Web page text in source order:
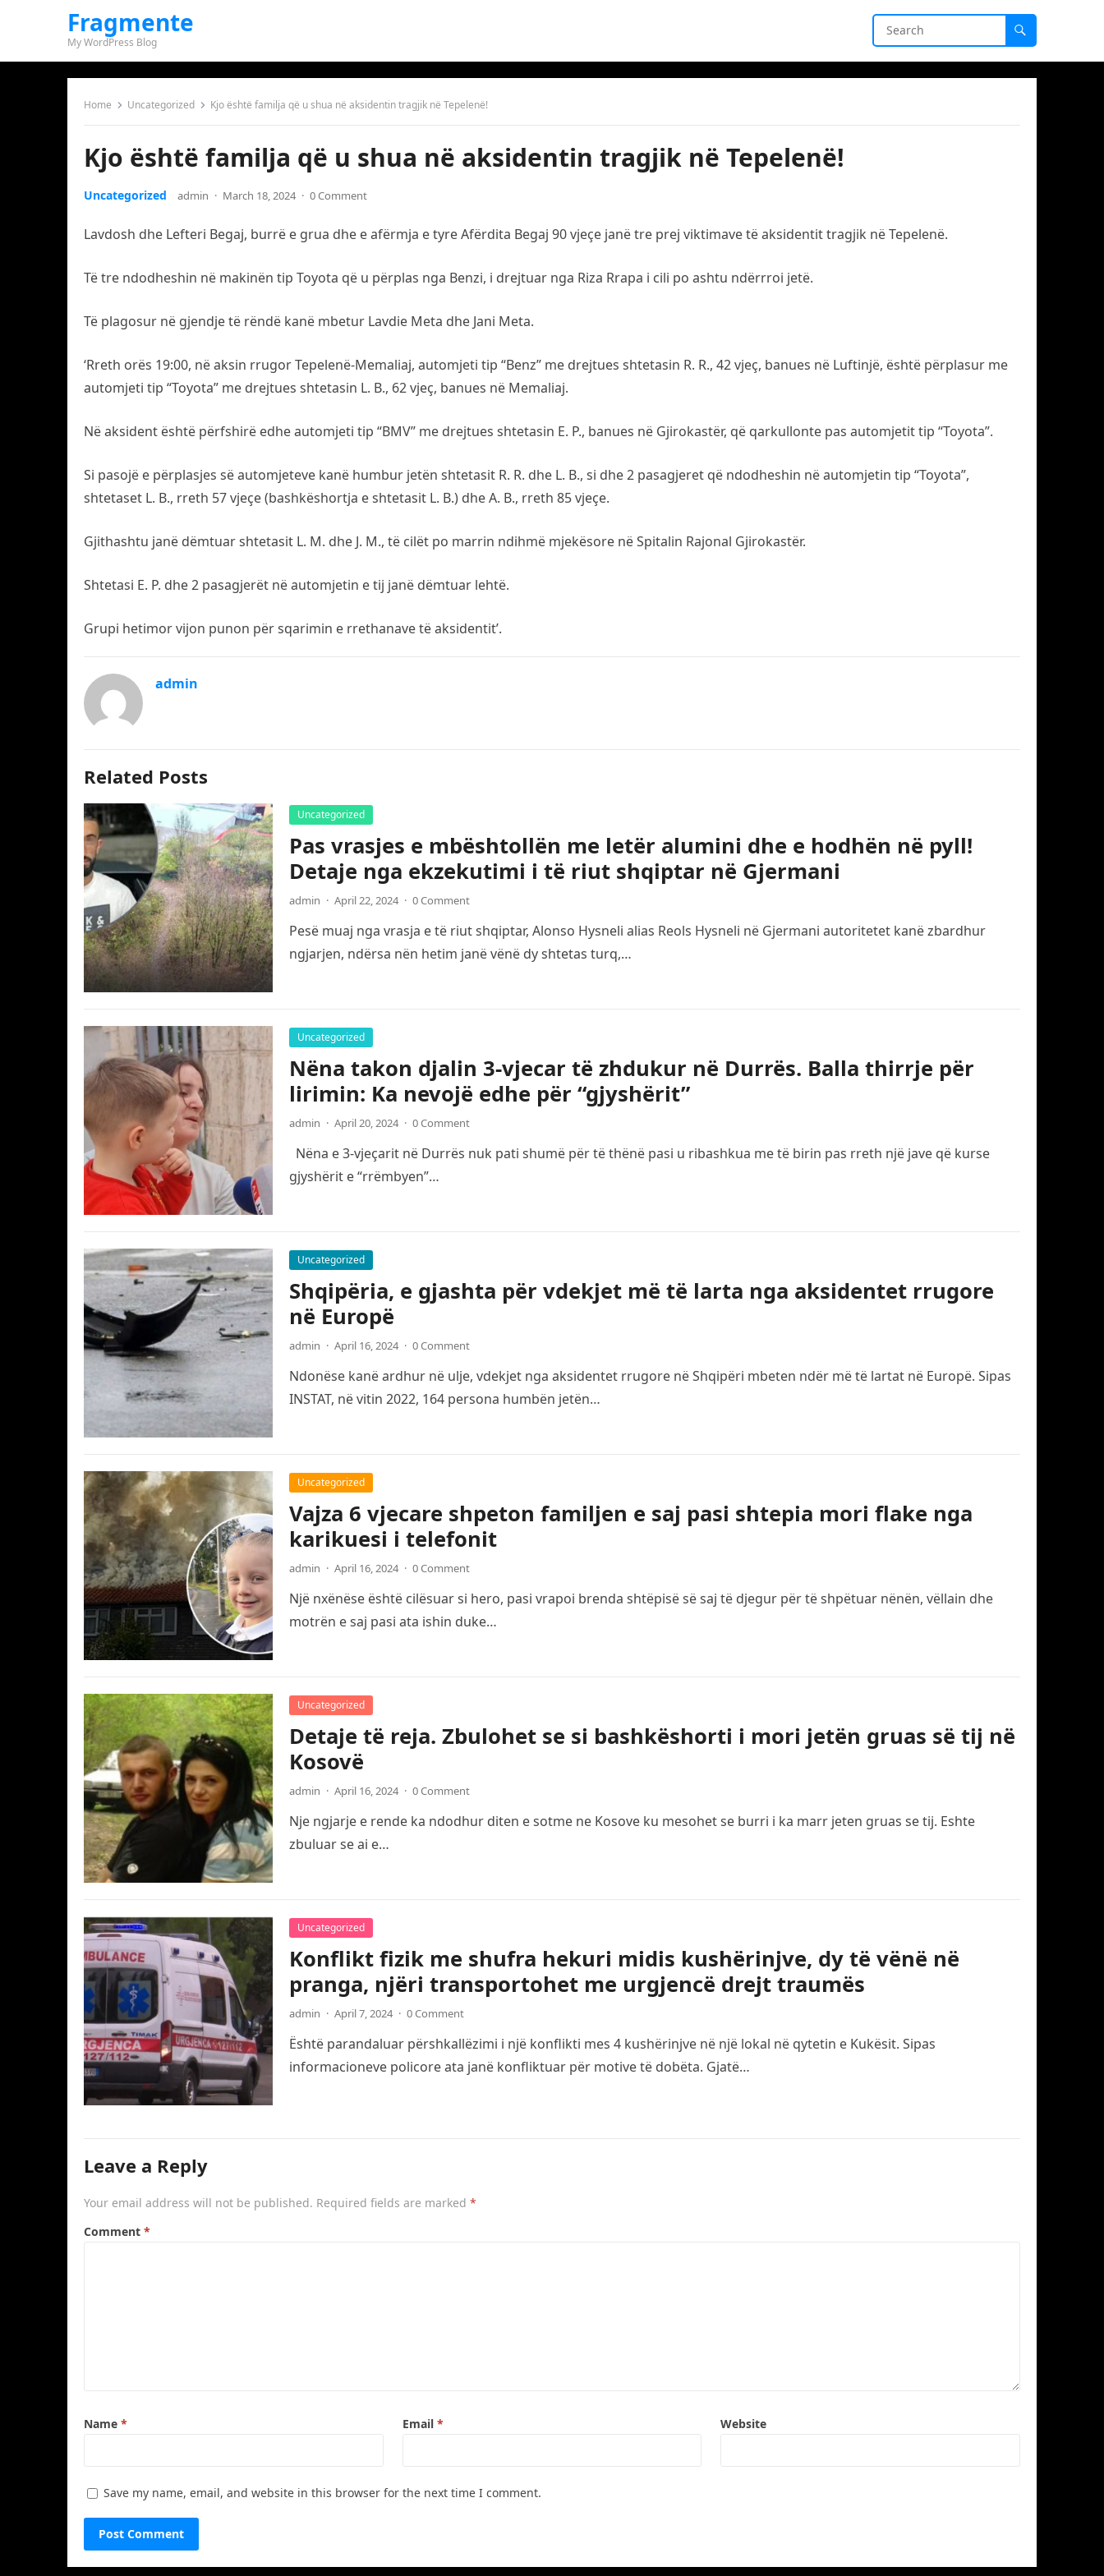
Fragmente
My WordPress Blog
Home Uncategorized Kjo është familja që u shua në aksidentin tragjik në Tepelenë!
Kjo është familja që u shua në aksidentin tragjik në Tepelenë!
Uncategorized admin · March 18, 2024 · 0 Comment
Lavdosh dhe Lefteri Begaj, burrë e grua dhe e afërmja e tyre Afërdita Begaj 90 vjeçe janë tre prej viktimave të aksidentit tragjik në Tepelenë.
Të tre ndodheshin në makinën tip Toyota që u përplas nga Benzi, i drejtuar nga Riza Rrapa i cili po ashtu ndërrroi jetë.
Të plagosur në gjendje të rëndë kanë mbetur Lavdie Meta dhe Jani Meta.
‘Rreth orës 19:00, në aksin rrugor Tepelenë-Memaliaj, automjeti tip “Benz” me drejtues shtetasin R. R., 42 vjeç, banues në Luftinjë, është përplasur me
automjeti tip “Toyota” me drejtues shtetasin L. B., 62 vjeç, banues në Memaliaj.
Në aksident është përfshirë edhe automjeti tip “BMV” me drejtues shtetasin E. P., banues në Gjirokastër, që qarkullonte pas automjetit tip “Toyota”.
Si pasojë e përplasjes së automjeteve kanë humbur jetën shtetasit R. R. dhe L. B., si dhe 2 pasagjeret që ndodheshin në automjetin tip “Toyota”,
shtetaset L. B., rreth 57 vjeçe (bashkëshortja e shtetasit L. B.) dhe A. B., rreth 85 vjeçe.
Gjithashtu janë dëmtuar shtetasit L. M. dhe J. M., të cilët po marrin ndihmë mjekësore në Spitalin Rajonal Gjirokastër.
Shtetasi E. P. dhe 2 pasagjerët në automjetin e tij janë dëmtuar lehtë.
Grupi hetimor vijon punon për sqarimin e rrethanave të aksidentit’.
admin
Related Posts
Uncategorized
Pas vrasjes e mbështollën me letër alumini dhe e hodhën në pyll!
Detaje nga ekzekutimi i të riut shqiptar në Gjermani
admin · April 22, 2024 · 0 Comment
Pesë muaj nga vrasja e të riut shqiptar, Alonso Hysneli alias Reols Hysneli në Gjermani autoritetet kanë zbardhur
ngjarjen, ndërsa nën hetim janë vënë dy shtetas turq,…
Uncategorized
Nëna takon djalin 3-vjecar të zhdukur në Durrës. Balla thirrje për
lirimin: Ka nevojë edhe për “gjyshërit”
admin · April 20, 2024 · 0 Comment
Nëna e 3-vjeçarit në Durrës nuk pati shumë për të thënë pasi u ribashkua me të birin pas rreth një jave që kurse
gjyshërit e “rrëmbyen”…
Uncategorized
Shqipëria, e gjashta për vdekjet më të larta nga aksidentet rrugore
në Europë
admin · April 16, 2024 · 0 Comment
Ndonëse kanë ardhur në ulje, vdekjet nga aksidentet rrugore në Shqipëri mbeten ndër më të lartat në Europë. Sipas
INSTAT, në vitin 2022, 164 persona humbën jetën…
Uncategorized
Vajza 6 vjecare shpeton familjen e saj pasi shtepia mori flake nga
karikuesi i telefonit
admin · April 16, 2024 · 0 Comment
Një nxënëse është cilësuar si hero, pasi vrapoi brenda shtëpisë së saj të djegur për të shpëtuar nënën, vëllain dhe
motrën e saj pasi ata ishin duke…
Uncategorized
Detaje të reja. Zbulohet se si bashkëshorti i mori jetën gruas së tij në
Kosovë
admin · April 16, 2024 · 0 Comment
Nje ngjarje e rende ka ndodhur diten e sotme ne Kosove ku mesohet se burri i ka marr jeten gruas se tij. Eshte
zbuluar se ai e…
Uncategorized
Konflikt fizik me shufra hekuri midis kushërinjve, dy të vënë në
pranga, njëri transportohet me urgjencë drejt traumës
admin · April 7, 2024 · 0 Comment
Është parandaluar përshkallëzimi i një konflikti mes 4 kushërinjve në një lokal në qytetin e Kukësit. Sipas
informacioneve policore ata janë konfliktuar për motive të dobëta. Gjatë…
Leave a Reply
Your email address will not be published. Required fields are marked *
Comment *
Name * Email * Website
Save my name, email, and website in this browser for the next time I comment.